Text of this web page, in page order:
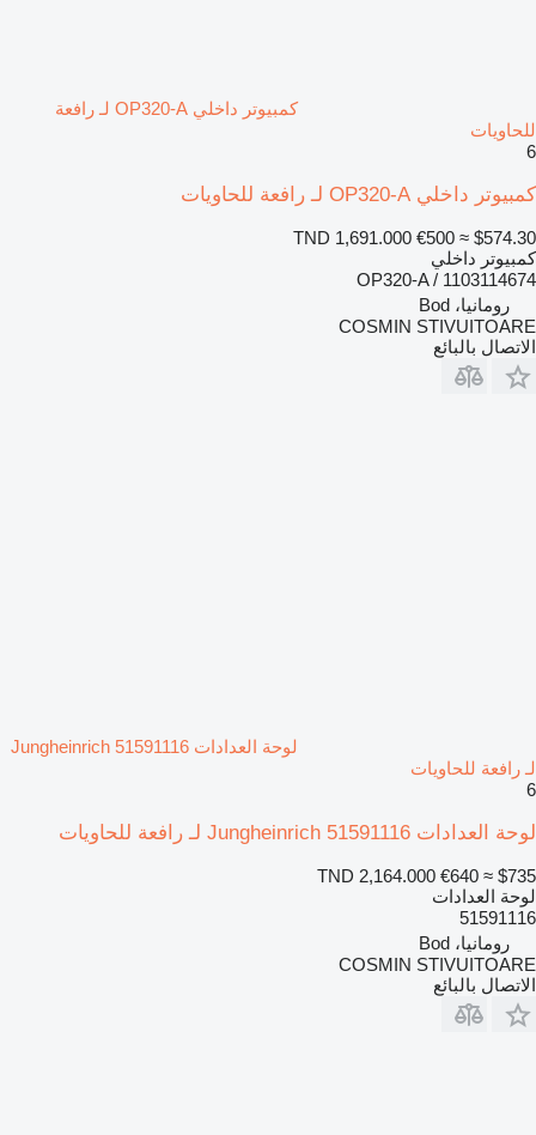
كمبيوتر داخلي OP320-A لـ رافعة
للحاويات
6
كمبيوتر داخلي OP320-A لـ رافعة للحاويات
TND 1,691.000 €500 ≈ $574.30
كمبيوتر داخلي
OP320-A / 1103114674
رومانيا، Bod
COSMIN STIVUITOARE
الاتصال بالبائع
لوحة العدادات Jungheinrich 51591116
لـ رافعة للحاويات
6
لوحة العدادات Jungheinrich 51591116 لـ رافعة للحاويات
TND 2,164.000 €640 ≈ $735
لوحة العدادات
51591116
رومانيا، Bod
COSMIN STIVUITOARE
الاتصال بالبائع